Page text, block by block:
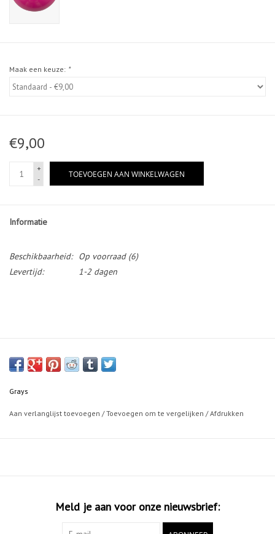
Maak een keuze: *
€9,00
+
-
TOEVOEGEN AAN WINKELWAGEN
Informatie
Beschikbaarheid: Op voorraad(6)
Levertijd:
1-2 dagen
Grays
Aan verlanglijst toevoegen /Toevoegen om te vergelijken /Afdrukken
Meld je aan voor onze nieuwsbrief: